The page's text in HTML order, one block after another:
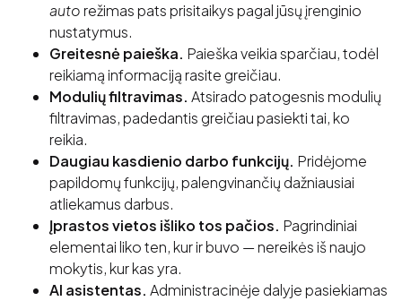
autorežimas pats prisitaikys pagal jūsų įrenginio
nustatymus.
Greitesnė paieška. Paieška veikia sparčiau, todėl
reikiamą informaciją rasite greičiau.
Modulių filtravimas. Atsirado patogesnis modulių
filtravimas, padedantis greičiau pasiekti tai, ko
reikia.
Daugiau kasdienio darbo funkcijų. Pridėjome
papildomų funkcijų, palengvinančių dažniausiai
atliekamus darbus.
Įprastos vietos išliko tos pačios. Pagrindiniai
elementai liko ten, kur ir buvo — nereikės iš naujo
mokytis, kur kas yra.
AI asistentas. Administracinėje dalyje pasiekiamas